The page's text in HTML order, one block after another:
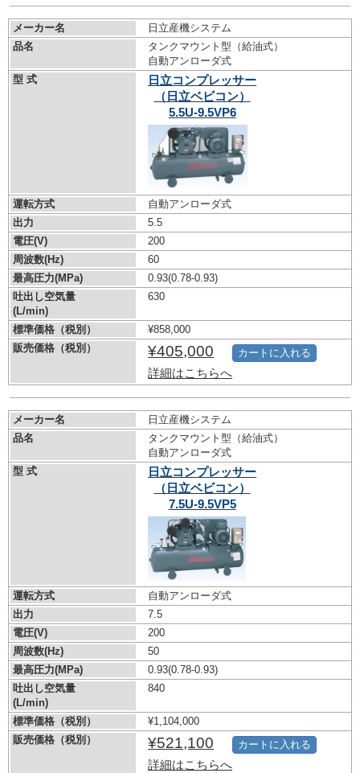
メーカー名
日立産機システム
品名
タンクマウント型（給油式）
自動アンローダ式
型 式
日立コンプレッサー
（日立ベビコン）
5.5U-9.5VP6
運転方式
自動アンローダ式
出力
5.5
電圧(V)
200
周波数(Hz)
60
最高圧力(MPa)
0.93(0.78-0.93)
吐出し空気量
(L/min)
630
標準価格（税別）
¥858,000
販売価格（税別）
¥405,000
詳細はこちらへ
カートに入れる
メーカー名
日立産機システム
品名
タンクマウント型（給油式）
自動アンローダ式
型 式
日立コンプレッサー
（日立ベビコン）
7.5U-9.5VP5
運転方式
自動アンローダ式
出力
7.5
電圧(V)
200
周波数(Hz)
50
最高圧力(MPa)
0.93(0.78-0.93)
吐出し空気量
(L/min)
840
標準価格（税別）
¥1,104,000
販売価格（税別）
¥521,100
詳細はこちらへ
カートに入れる